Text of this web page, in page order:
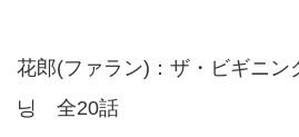
花郎(ファラン)：ザ・ビギニ
닝 全20話